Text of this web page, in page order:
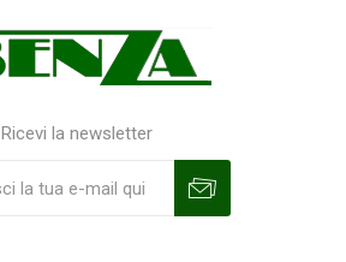
Ricevi la newsletter